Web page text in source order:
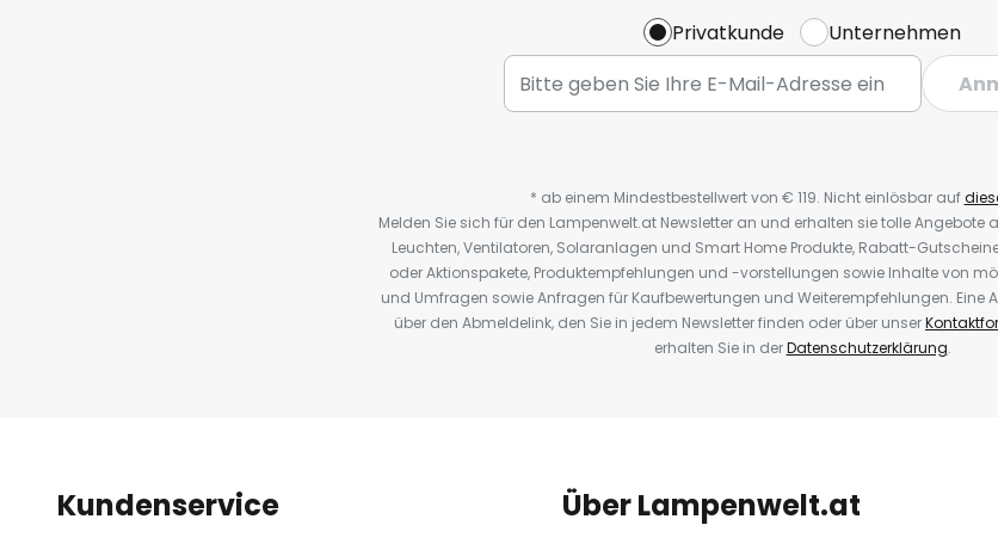
Privatkunde
Unternehmen
* ab einem Mindestbestellwert von € 119. Nicht einlösbar auf
Melden Sie sich für den Lampenwelt.at Newsletter an und erhalten sie tolle
Leuchten, Ventilatoren, Solaranlagen und Smart Home Produkte, Rabatt-
oder Aktionspakete, Produktempfehlungen und -vorstellungen sowie Inhalte von
und Umfragen sowie Anfragen für Kaufbewertungen und Weiterempfehlungen. Eine
über den Abmeldelink, den Sie in jedem Newsletter finden oder über unser
erhalten Sie in derDatenschutzerklärung.
Kundenservice Über Lampenwelt.at